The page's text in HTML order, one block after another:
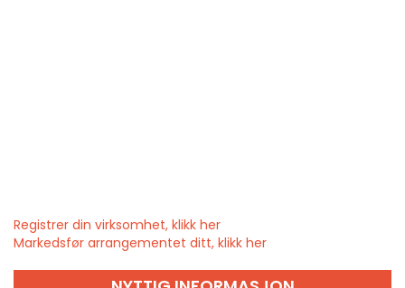
Registrer din virksomhet, klikk her
Markedsfør arrangementet ditt, klikk her